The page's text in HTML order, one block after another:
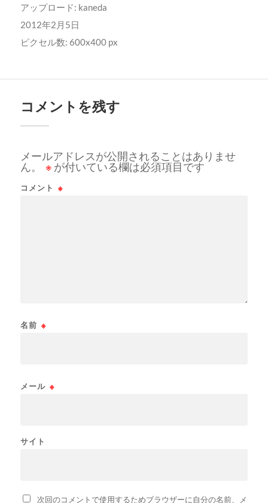
アップロード: kaneda
2012年2月5日
ピクセル数: 600x400 px
コメントを残す
メールアドレスが公開されることはありませ
ん。
※ が付いている欄は必須項目です
コメント ※
名前 ※
メール ※
サイト
次回のコメントで使用するためブラウザーに自分の名前、メ